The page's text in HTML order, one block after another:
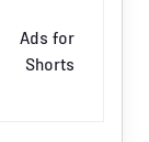
Ads for
Shorts